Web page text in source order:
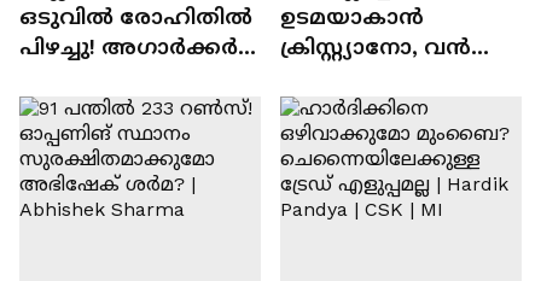
ഒടുവില്‍ രോഹിതില്‍
പിഴച്ചു! അഗാര്‍ക്കർ
വിപ്ലവകാരിയോ? |
Ajit Agarkar
ഉടമയാകാന്‍
ക്രിസ്റ്റ്യാനോ, വന്‍
പദ്ധതികള്‍ | Cristiano
Ronaldo